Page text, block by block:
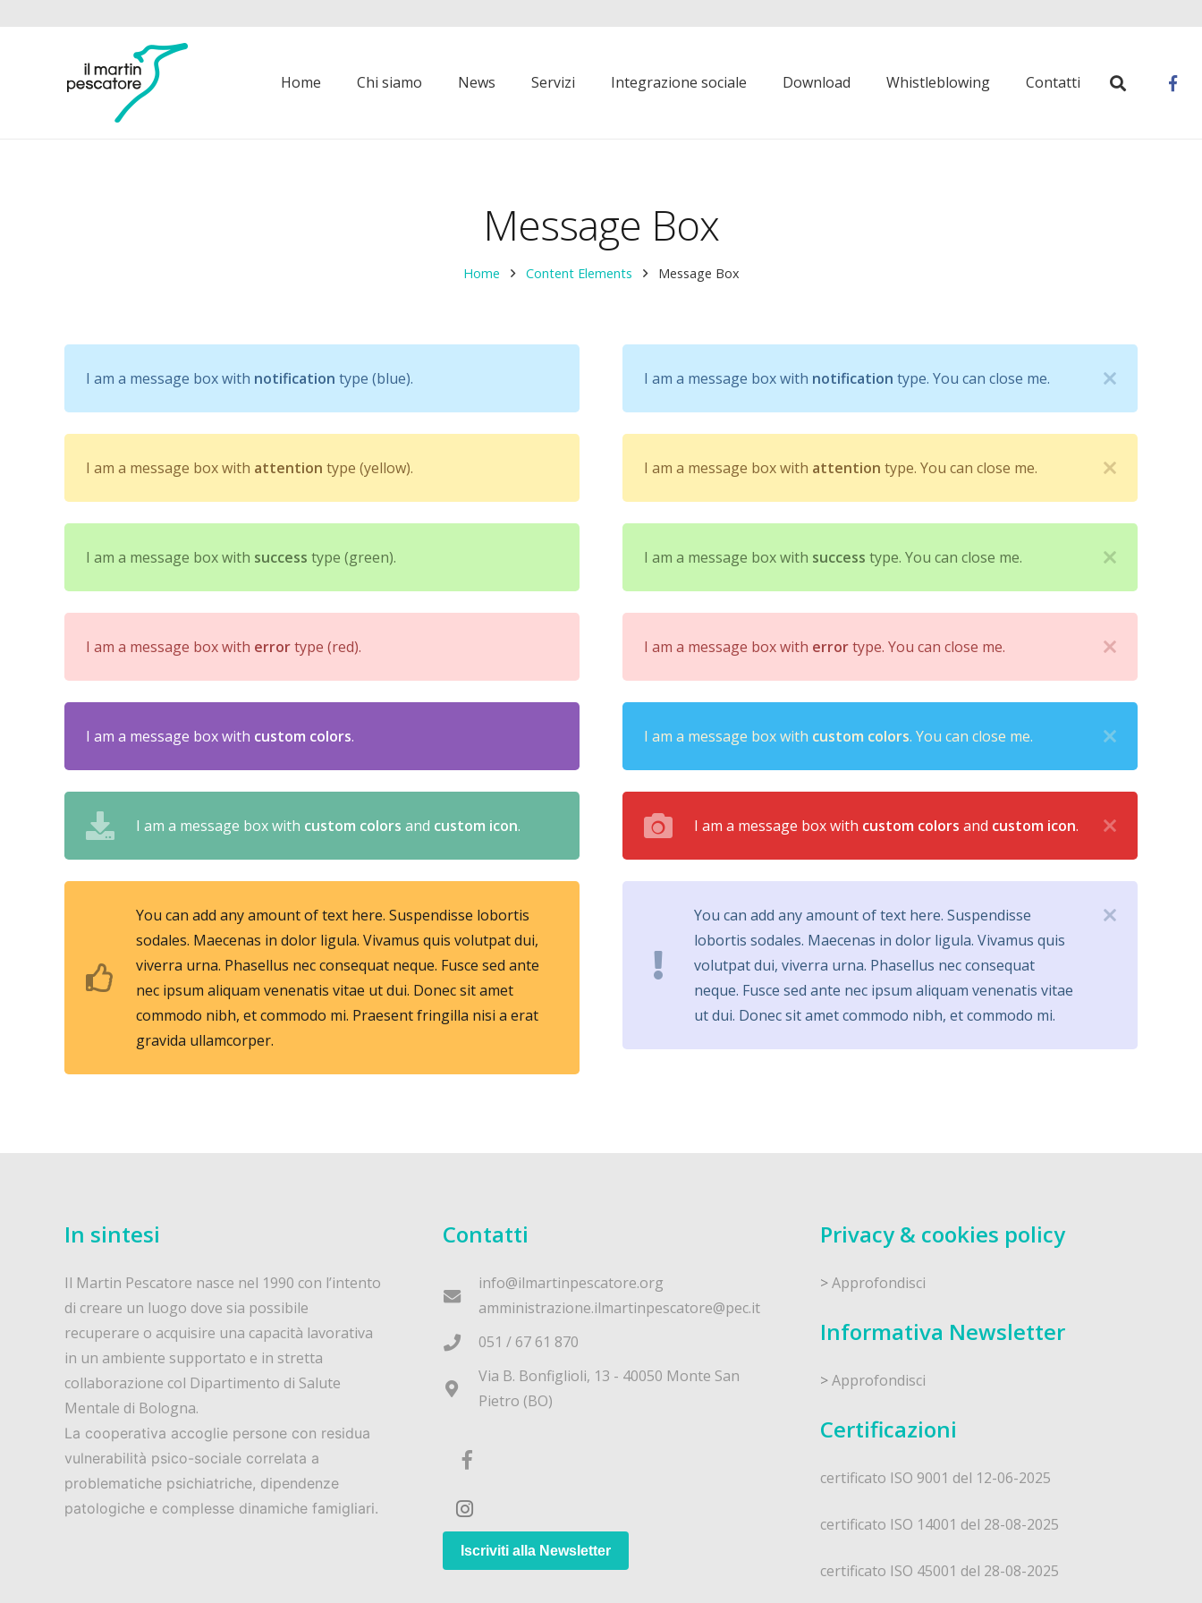
Home Chi siamo News Servizi Integrazione sociale Download Whistleblowing Contatti
Message Box
Home Content Elements Message Box
I am a message box with notification type (blue).
I am a message box with attention type (yellow).
I am a message box with success type (green).
I am a message box with errortype (red).
I am a message box with custom colors.
I am a message box with custom colors and custom icon.
You can add any amount of text here. Suspendisse lobortis
sodales. Maecenas in dolor ligula. Vivamus quis volutpat dui,
viverra urna. Phasellus nec consequat neque. Fusce sed ante
nec ipsum aliquam venenatis vitae ut dui. Donec sit amet
commodo nibh, et commodo mi. Praesent fringilla nisi a erat
gravida ullamcorper.
I am a message box with notification type. You can close me.
I am a message box with attention type. You can close me.
I am a message box with success type. You can close me.
I am a message box with errortype. You can close me.
I am a message box with custom colors. You can close me.
I am a message box with custom colors and custom icon.
You can add any amount of text here. Suspendisse
lobortis sodales. Maecenas in dolor ligula. Vivamus quis
volutpat dui, viverra urna. Phasellus nec consequat
neque. Fusce sed ante nec ipsum aliquam venenatis vitae
ut dui. Donec sit amet commodo nibh, et commodo mi.
In sintesi
Il Martin Pescatore nasce nel 1990 con l’intento
di creare un luogo dove sia possibile
recuperare o acquisire una capacità lavorativa
in un ambiente supportato e in stretta
collaborazione col Dipartimento di Salute
Mentale di Bologna.
La cooperativa accoglie persone con residua
vulnerabilità psico-sociale correlata a
problematiche psichiatriche, dipendenze
patologiche e complesse dinamiche famigliari.
Contatti
info@ilmartinpescatore.org
amministrazione.ilmartinpescatore@pec.it
051 / 67 61 870
Via B. Bonfiglioli, 13 - 40050 Monte San
Pietro (BO)
Iscriviti alla Newsletter
Privacy & cookies policy
>Approfondisci
Informativa Newsletter
>Approfondisci
Certificazioni
certificato ISO 9001 del 12-06-2025
certificato ISO 14001 del 28-08-2025
certificato ISO 45001 del 28-08-2025